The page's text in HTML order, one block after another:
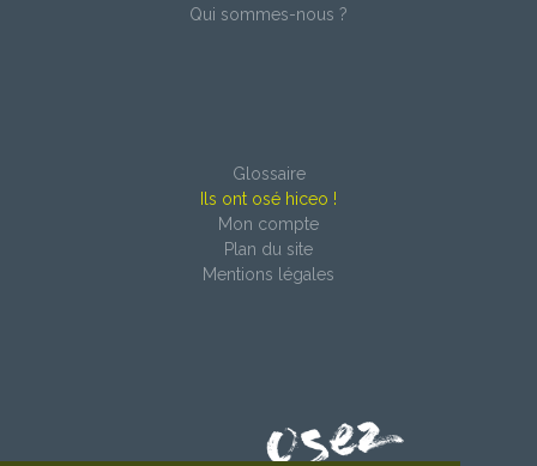
Qui sommes-nous ?
Glossaire
Ils ont osé hiceo !
Mon compte
Plan du site
Mentions légales